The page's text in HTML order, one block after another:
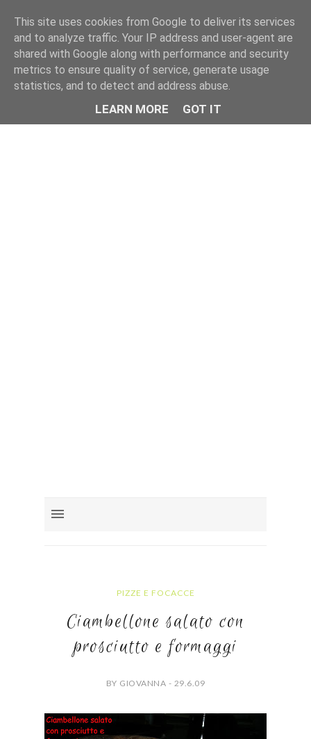
PIZZE E FOCACCE
Ciambellone salato con
prosciutto e formaggi
BY GIOVANNA - 29.6.09
This site uses cookies from Google to deliver its services
and to analyze traffic. Your IP address and user-agent are
shared with Google along with performance and security
metrics to ensure quality of service, generate usage
statistics, and to detect and address abuse.
LEARN MORE GOT IT